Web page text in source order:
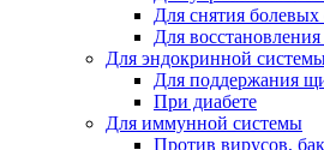
Для снятия
Для восстановления
Для эндокринной
Для поддержания
При диабете
Для иммунной системы
Против вирусов,